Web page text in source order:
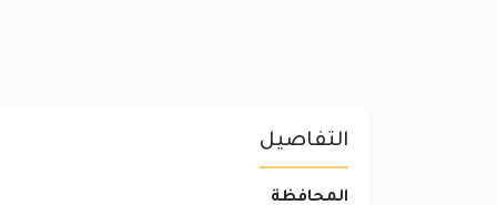
التفاصيل
المحافظة